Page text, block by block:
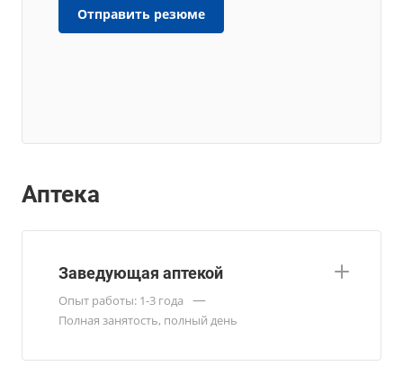
Отправить резюме
Аптека
Заведующая аптекой
Опыт работы: 1-3 года —
Полная занятость, полный день